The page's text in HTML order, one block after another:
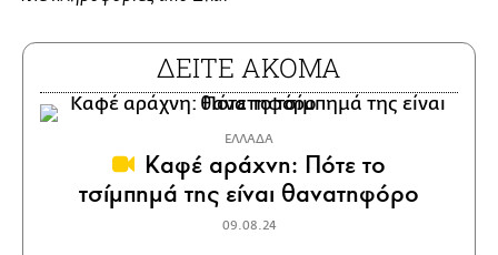
ΔΕΙΤΕ ΑΚΟΜΑ
ΕΛΛΑΔΑ
Καφέ αράχνη: Πότε το
τσίμπημά της είναι θανατηφόρο
09.08.24